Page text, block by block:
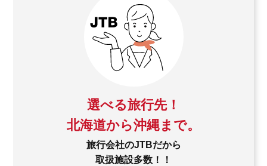
選べる旅行先！
北海道から沖縄まで。
旅行会社のJTBだから
取扱施設多数！！